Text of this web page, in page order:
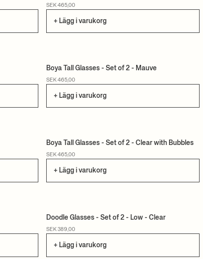
SEK 465,00
+ Lägg i varukorg
Boya Tall Glasses - Set of 2 - Mauve
SEK 465,00
+ Lägg i varukorg
Boya Tall Glasses - Set of 2 - Clear with Bubbles
SEK 465,00
+ Lägg i varukorg
Doodle Glasses - Set of 2 - Low - Clear
SEK 389,00
+ Lägg i varukorg